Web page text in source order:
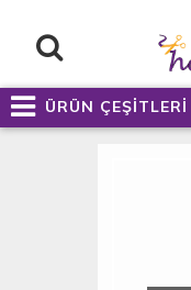
ÜRÜN ÇEŞİTLERİ